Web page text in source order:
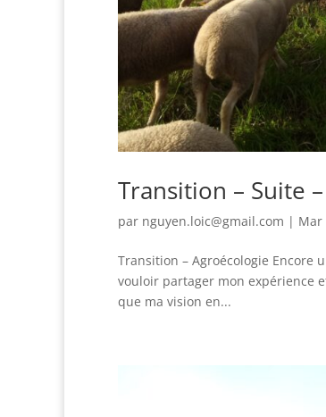
Transition – Suite –
par nguyen.loic@gmail.com | Mar
Transition – Agroécologie Encore
vouloir partager mon expérience
que ma vision en...